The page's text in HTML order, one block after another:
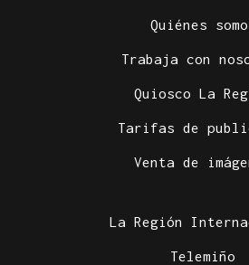
Quiénes
Trabaja con
Quiosco La
Tarifas de
Venta de
La Región
Telemiño